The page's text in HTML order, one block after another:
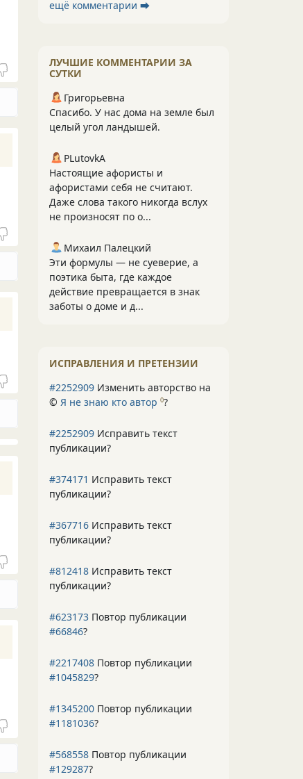
ещё комментарии ⮕
ЛУЧШИЕ КОММЕНТАРИИ ЗА
СУТКИ
Григорьевна
Спасибо. У нас дома на земле был
целый угол ландышей.
PLutоvkА
Настоящие афористы и
афористами себя не считают.
Даже слова такого никогда вслух
не произносят по о...
Михаил Палецкий
Эти формулы — не суеверие, а
поэтика быта, где каждое
действие превращается в знак
заботы о доме и д...
ИСПРАВЛЕНИЯ И ПРЕТЕНЗИИ
#2252909 Изменить авторство на
© Я не знаю кто автор 0?
#2252909 Исправить текст
публикации?
#374171 Исправить текст
публикации?
#367716 Исправить текст
публикации?
#812418 Исправить текст
публикации?
#623173 Повтор публикации
#66846?
#2217408 Повтор публикации
#1045829?
#1345200 Повтор публикации
#1181036?
#568558 Повтор публикации
#129287?